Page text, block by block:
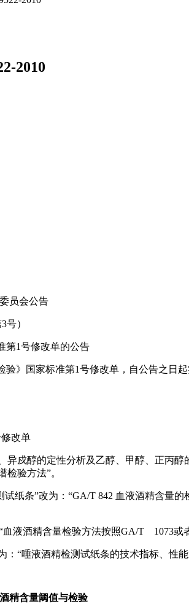
2010
员会公告
号）
第1号修改单的公告
》国家标准第1号修改单，自公告之日
改单
戍醇的定性分析及乙醇、甲醇、正丙醇
验方法”。
纸条”改为：“GA/T 842 血液酒精含量
液酒精含量检验方法按照GA/T 1073或
“唾液酒精检测试纸条的技术指标、性能
精含量阈值与检验